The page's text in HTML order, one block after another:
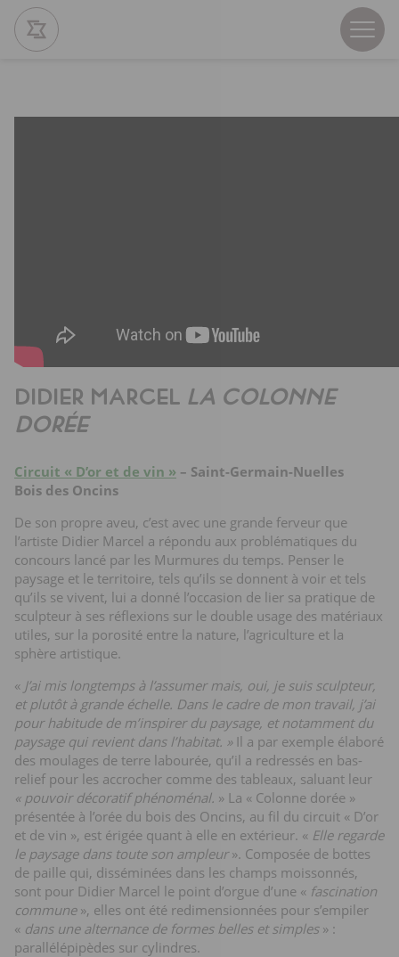
DIDIER MARCEL LA COLONNE
DORÉE
Circuit « D’or et de vin » – Saint-Germain-Nuelles
Bois des Oncins
De son propre aveu, c’est avec une grande ferveur que
l’artiste Didier Marcel a répondu aux problématiques du
concours lancé par les Murmures du temps. Penser le
paysage et le territoire, tels qu’ils se donnent à voir et tels
qu’ils se vivent, lui a donné l’occasion de lier sa pratique de
sculpteur à ses réflexions sur le double usage des matériaux
utiles, sur la porosité entre la nature, l’agriculture et la
sphère artistique.
« J’ai mis longtemps à l’assumer mais, oui, je suis sculpteur,
et plutôt à grande échelle. Dans le cadre de mon travail, j’ai
pour habitude de m’inspirer du paysage, et notamment du
paysage qui revient dans l’habitat. » Il a par exemple élaboré
des moulages de terre labourée, qu’il a redressés en bas-
relief pour les accrocher comme des tableaux, saluant leur
« pouvoir décoratif phénoménal. » La « Colonne dorée »
présentée à l’orée du bois des Oncins, au fil du circuit « D’or
et de vin », est érigée quant à elle en extérieur. « Elle regarde
le paysage dans toute son ampleur». Composée de bottes
de paille qui, disséminées dans les champs moissonnés,
sont pour Didier Marcel le point d’orgue d’une « fascination
commune», elles ont été redimensionnées pour s’empiler
« dans une alternance de formes belles et simples» :
parallélépipèdes sur cylindres.